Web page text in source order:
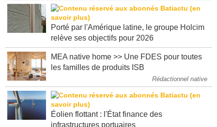
Porté par l'Amérique latine, le groupe Holcim
MEA native home >> Une FDES pour toutes
Rédactionnel native
Éolien flottant : l'État finance des